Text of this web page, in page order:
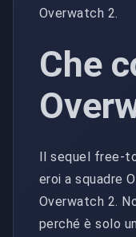
Overwatch 2.
Che
Il sequel free-
eroi a squadre
Overwatch 2.
perché è solo